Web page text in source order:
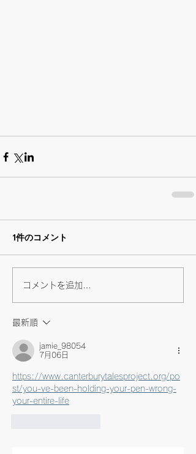
1件のコメント
コメントを追加…
最新順
jamie_98054
7月06日
https://www.canterburytalesproject.org/po
st/you-ve-been-holding-your-pen-wrong-
your-entire-life